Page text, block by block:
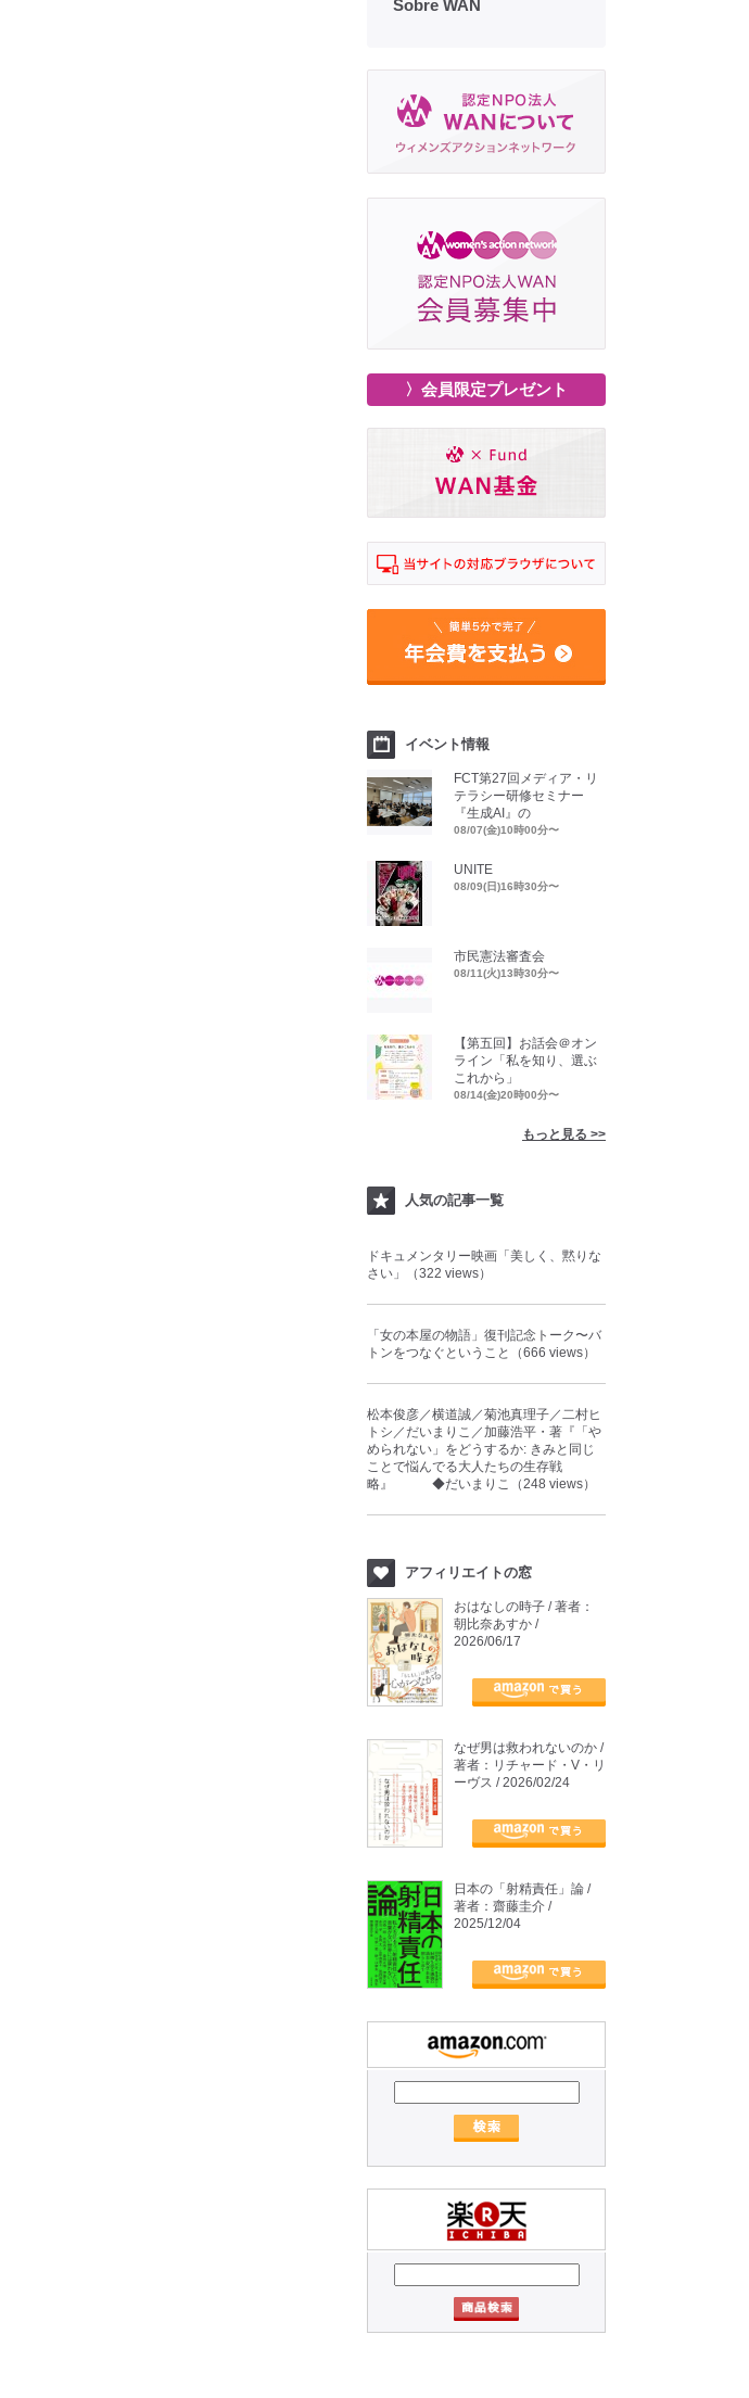
Sobre WAN
〉会員限定プレゼント
イベント情報
FCT第27回メディア・リ
テラシー研修セミナー
『生成AI』の
08/07(金)10時00分〜
UNITE
08/09(日)16時30分〜
市民憲法審査会
08/11(火)13時30分〜
【第五回】お話会＠オン
ライン「私を知り、選ぶ
これから」
08/14(金)20時00分〜
もっと見る >>
人気の記事一覧
ドキュメンタリー映画「美しく、黙りな
さい」（322 views）
「女の本屋の物語」復刊記念トーク〜バ
トンをつなぐということ（666 views）
松本俊彦／横道誠／菊池真理子／二村ヒ
トシ／だいまりこ／加藤浩平・著『「や
められない」をどうするか: きみと同じ
ことで悩んでる大人たちの生存戦
略』 ◆だいまりこ（248 views）
アフィリエイトの窓
おはなしの時子 / 著者：
朝比奈あすか /
2026/06/17
なぜ男は救われないのか /
著者：リチャード・V・リ
ーヴス / 2026/02/24
日本の「射精責任」論 /
著者：齋藤圭介 /
2025/12/04